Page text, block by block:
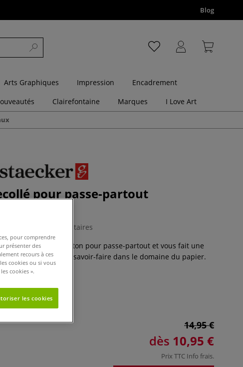
Blog
Arts Graphiques Impression
Encadrement
Clairefontaine Marques I Love Art
pour passe-partout
15 Commentaires
vous propose un carton pour passe-partout et vous fait une
profiter de tout son savoir-faire dans le domaine du papier.
14,95 €
dès 10,95 €
Prix TTC Info frais.
pour comprendre
présenter des
recours à ces
cookies ou si vous
cookies ».
les cookies